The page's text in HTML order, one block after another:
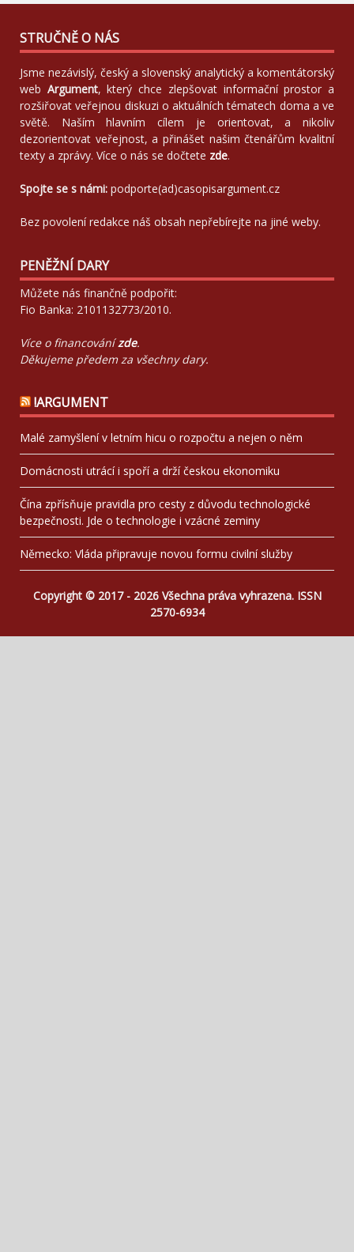
STRUČNĚ O NÁS
Jsme nezávislý, český a slovenský analytický a komentátorský
web Argument, který chce zlepšovat informační prostor a
rozšiřovat veřejnou diskuzi o aktuálních tématech doma a ve
světě. Naším hlavním cílem je orientovat, a nikoliv
dezorientovat veřejnost, a přinášet našim čtenářům kvalitní
texty a zprávy. Více o nás se dočtete zde.
Spojte se s námi: podporte(ad)casopisargument.cz
Bez povolení redakce náš obsah nepřebírejte na jiné weby.
PENĚŽNÍ DARY
Můžete nás finančně podpořit:
Fio Banka: 2101132773/2010.
Více o financovánízde.
Děkujeme předem za všechny dary.
!ARGUMENT
Malé zamyšlení v letním hicu o rozpočtu a nejen o něm
Domácnosti utrácí i spoří a drží českou ekonomiku
Čína zpřísňuje pravidla pro cesty z důvodu technologické
bezpečnosti. Jde o technologie i vzácné zeminy
Německo: Vláda připravuje novou formu civilní služby
Copyright © 2017 - 2026 Všechna práva vyhrazena. ISSN
2570-6934